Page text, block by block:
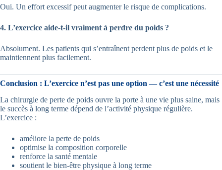
Oui. Un effort excessif peut augmenter le risque de complications.
4. L’exercice aide-t-il vraiment à perdre du poids ?
Absolument. Les patients qui s’entraînent perdent plus de poids et le
maintiennent plus facilement.
Conclusion : L’exercice n’est pas une option — c’est une nécessité
La chirurgie de perte de poids ouvre la porte à une vie plus saine, mais
le succès à long terme dépend de l’activité physique régulière.
L’exercice :
améliore la perte de poids
optimise la composition corporelle
renforce la santé mentale
soutient le bien-être physique à long terme